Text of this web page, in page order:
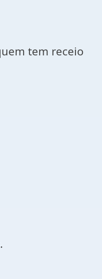
tem receio